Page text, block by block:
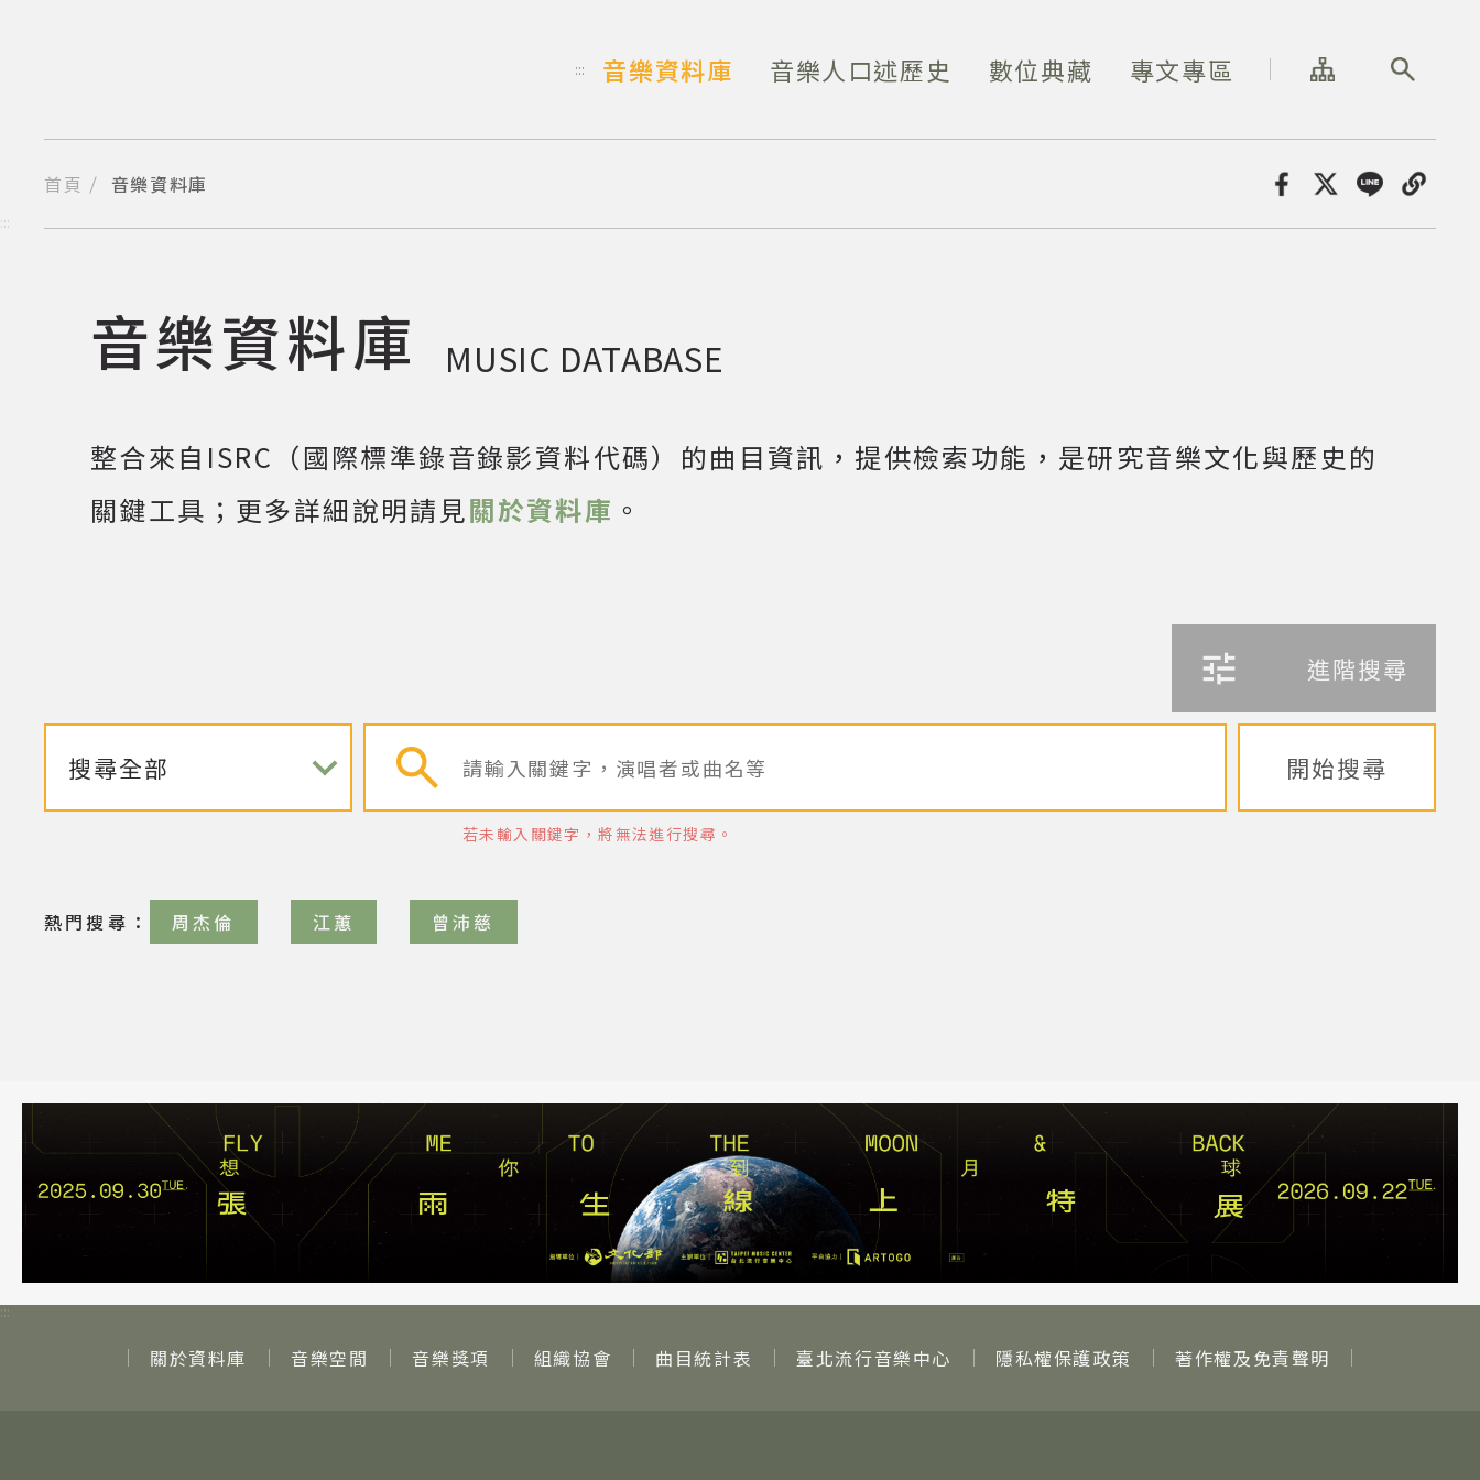
::: 音樂資料庫 音樂人口述歷史 數位典藏 專文專區
首頁 音樂資料庫分享到我的Facebook
分享到我的Twitter
:::
音樂資料庫 MUSIC DATABASE
整合來自ISRC（國際標準錄音錄影資料代碼）的曲目資訊，提供檢索功能，是研究音樂文化與歷史的
關鍵工具；更多詳細說明請見關於資料庫 。
進階搜尋
若未輸入關鍵字，將無法進行搜尋。
開始搜尋
熱門音樂人
搜尋： 周杰倫 江蕙 曾沛慈
:::
關於資料庫 音樂空間 音樂獎項 組織協會 曲目統計表 臺北流行音樂中心 隱私權保護政策 著作權及免責聲明